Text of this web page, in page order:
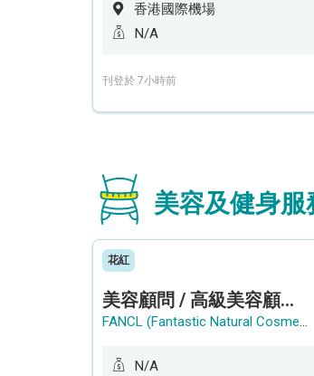
香港國際機場
N/A
刊登於 7小時前
美容及健身服
花紅
美容顧問 / 高級美容顧問 (Beauty Consultant / Senior Beauty Consultant)
FANCL (Fantastic Natural Cosmetics Limited)
N/A